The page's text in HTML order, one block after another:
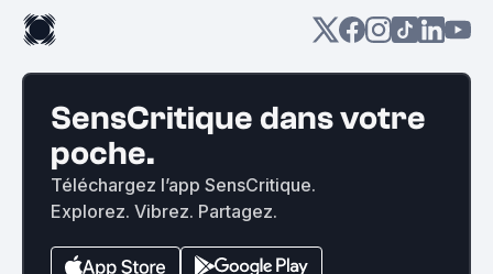
SensCritique dans votre
poche.
Téléchargez l’app SensCritique.
Explorez. Vibrez. Partagez.